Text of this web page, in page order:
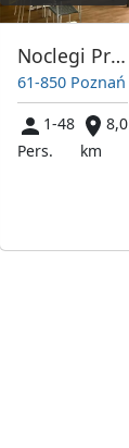
Noclegi Pracownicze Apartamenty Stockholm
61-850 Poznań
1-48
Pers.
8,0
km